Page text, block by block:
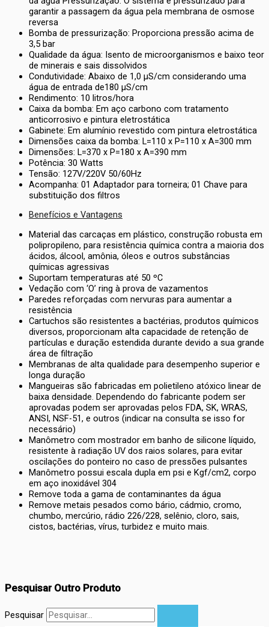
garantir a passagem da água pela membrana de osmose
reversa
Bomba de pressurização: Proporciona pressão acima de
3,5 bar
Qualidade da água: Isento de microorganismos e baixo teor
de minerais e sais dissolvidos
Condutividade: Abaixo de 1,0 µS/cm considerando uma
água de entrada de180 µS/cm
Rendimento: 10 litros/hora
Caixa da bomba: Em aço carbono com tratamento
anticorrosivo e pintura eletrostática
Gabinete: Em alumínio revestido com pintura eletrostática
Dimensões caixa da bomba: L=110 x P=110 x A=300 mm
Dimensões: L=370 x P=180 x A=390 mm
Potência: 30 Watts
Tensão: 127V/220V 50/60Hz
Acompanha: 01 Adaptador para torneira; 01 Chave para
substituição dos filtros
Benefícios e Vantagens
Material das carcaças em plástico, construção robusta em
polipropileno, para resistência química contra a maioria dos
ácidos, álcool, amônia, óleos e outros substâncias
químicas agressivas
Suportam temperaturas até 50 ºC
Vedação com ‘O’ ring à prova de vazamentos
Paredes reforçadas com nervuras para aumentar a
resistência
Cartuchos são resistentes a bactérias, produtos químicos
diversos, proporcionam alta capacidade de retenção de
partículas e duração estendida durante devido a sua grande
área de filtração
Membranas de alta qualidade para desempenho superior e
longa duração
Mangueiras são fabricadas em polietileno atóxico linear de
baixa densidade. Dependendo do fabricante podem ser
aprovadas podem ser aprovadas pelos FDA, SK, WRAS,
ANSI, NSF-51, e outros (indicar na consulta se isso for
necessário)
Manômetro com mostrador em banho de silicone líquido,
resistente à radiação UV dos raios solares, para evitar
oscilações do ponteiro no caso de pressões pulsantes
Manômetro possui escala dupla em psi e Kgf/cm2, corpo
em aço inoxidável 304
Remove toda a gama de contaminantes da água
Remove metais pesados como bário, cádmio, cromo,
chumbo, mercúrio, rádio 226/228, selênio, cloro, sais,
cistos, bactérias, vírus, turbidez e muito mais.
Pesquisar Outro Produto
Pesquisar